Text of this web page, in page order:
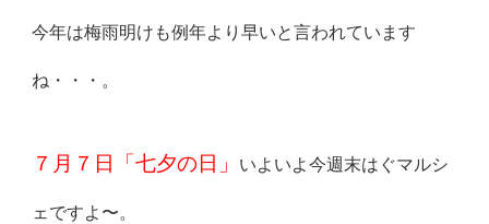
今年は梅雨明けも例年より早いと言われています
ね・・・。
７月７日「七夕の日」 いよいよ今週末はぐマルシ
ェですよ〜。